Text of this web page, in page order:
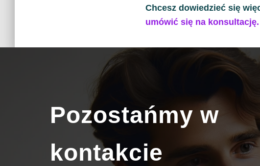
Chcesz dowiedzieć się
umówić się na konsultację.
Pozostańmy w
kontakcie